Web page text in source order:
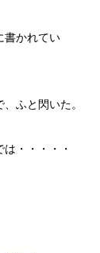
書かれてい
ふと閃いた。
・・・・・